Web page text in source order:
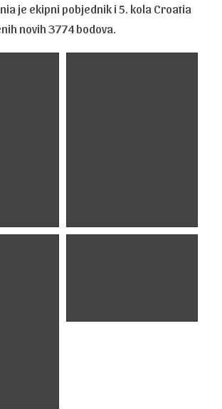
je ekipni pobjednik i 5. kola Croatia
novih 3774 bodova.